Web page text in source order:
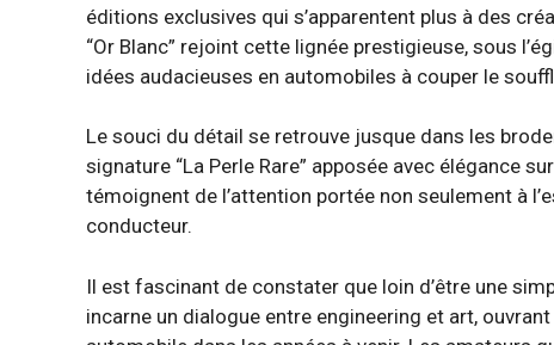
éditions exclusives qui s’apparentent plus à des
“Or Blanc” rejoint cette lignée prestigieuse, sous
idées audacieuses en automobiles à couper le
Le souci du détail se retrouve jusque dans les
signature “La Perle Rare” apposée avec élégance
témoignent de l’attention portée non seulement à
conducteur.
Il est fascinant de constater que loin d’être une
incarne un dialogue entre engineering et art,